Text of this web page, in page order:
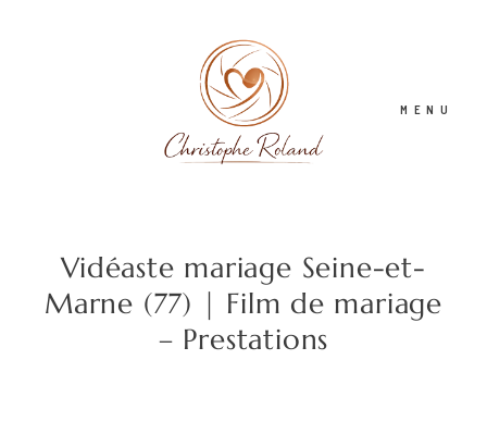
MENU
Vidéaste mariage Seine-et-
Marne (77) | Film de mariage
– Prestations
JOURNAL